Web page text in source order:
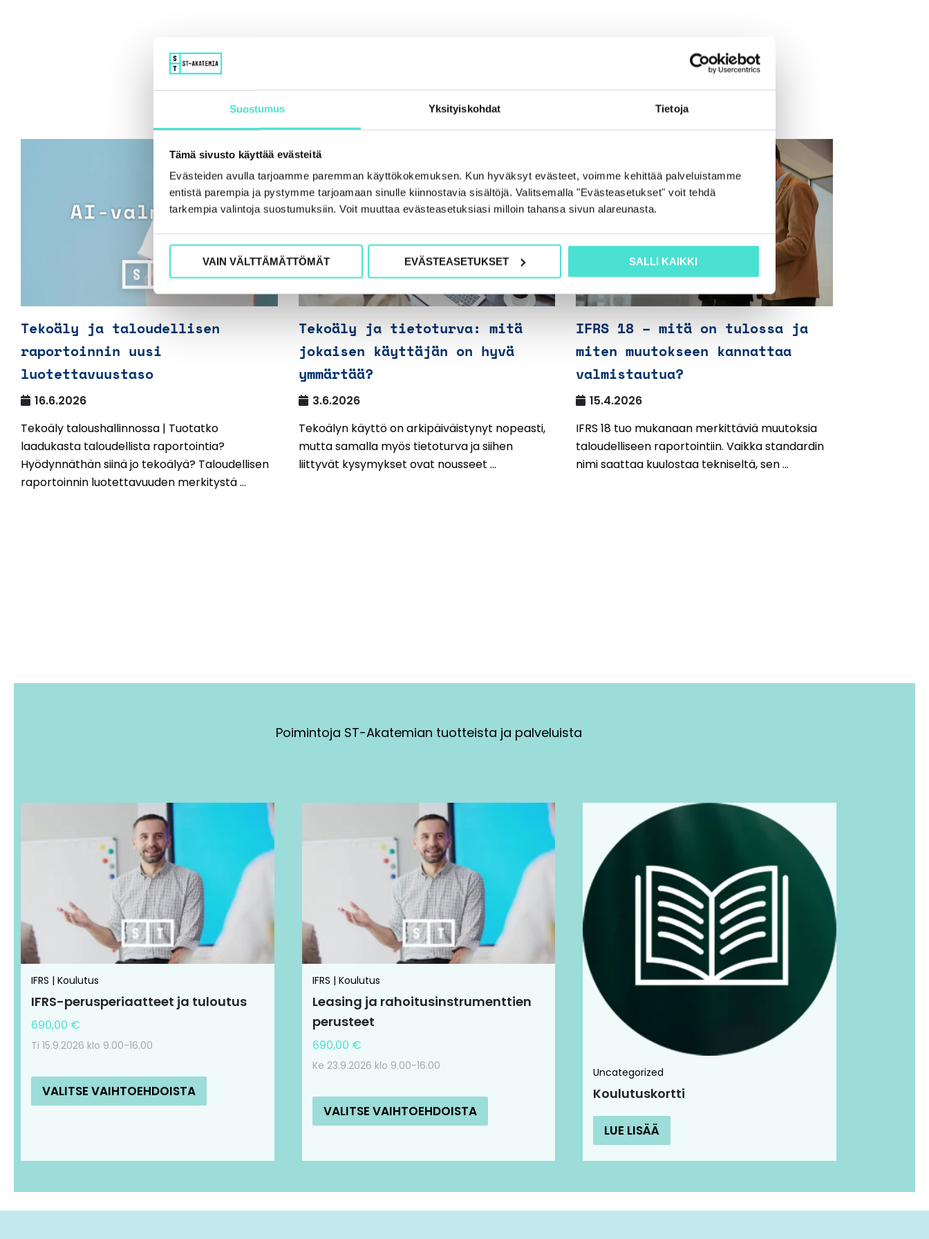
Suostumus Yksityiskohdat Tietoja
Tämä sivusto käyttää evästeitä
Evästeiden avulla tarjoamme paremman käyttökokemuksen. Kun hyväksyt evästeet, voimme kehittää palveluistamme
entistä parempia ja pystymme tarjoamaan sinulle kiinnostavia sisältöjä. Valitsemalla "Evästeasetukset" voit tehdä
tarkempia valintoja suostumuksiin. Voit muuttaa evästeasetuksiasi milloin tahansa sivun alareunasta.
VAIN VÄLTTÄMÄTTÖMÄT EVÄSTEASETUKSET SALLI KAIKKI
Tekoäly ja taloudellisen
raportoinnin uusi
luotettavuustaso
16.6.2026
Tekoäly taloushallinnossa | Tuotatko
laadukasta taloudellista raportointia?
Hyödynnäthän siinä jo tekoälyä? Taloudellisen
raportoinnin luotettavuuden merkitystä ...
Tekoäly ja tietoturva: mitä
jokaisen käyttäjän on hyvä
ymmärtää?
3.6.2026
Tekoälyn käyttö on arkipäiväistynyt nopeasti,
mutta samalla myös tietoturva ja siihen
liittyvät kysymykset ovat nousseet ...
IFRS 18 – mitä on tulossa ja
miten muutokseen kannattaa
valmistautua?
15.4.2026
IFRS 18 tuo mukanaan merkittäviä muutoksia
taloudelliseen raportointiin. Vaikka standardin
nimi saattaa kuulostaa tekniseltä, sen ...
Poimintoja ST-Akatemian tuotteista ja palveluista
IFRS | Koulutus
IFRS-perusperiaatteet ja tuloutus
690,00 €
Ti 15.9.2026 klo 9.00-16.00
VALITSE VAIHTOEHDOISTA
useampi
muunnelma.
tehdä
valinnat
IFRS | Koulutus
Leasing ja rahoitusinstrumenttien
perusteet
690,00 €
Ke 23.9.2026 klo 9.00-16.00
VALITSE VAIHTOEHDOISTA
useampi
muunnelma.
tehdä
valinnat
Uncategorized
Koulutuskortti
LUE LISÄÄ